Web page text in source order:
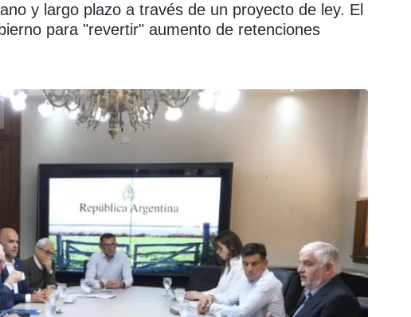
y largo plazo a través de un proyecto de ley. El
para "revertir" aumento de retenciones